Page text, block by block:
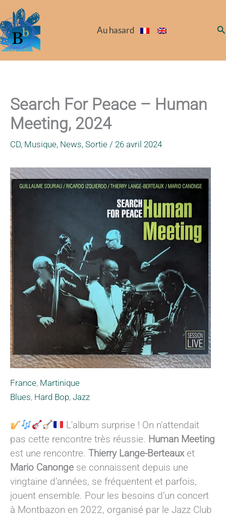
au
contenu
Au hasard
Search For Peace – Human
Meeting, 2024
CD, Musique, News, Sortie / 26 avril 2024
France, Martinique
Blues, Hard Bop, Jazz
L'album surprise ! On n'attendait
pas cette rencontre très réussie. Human Meeting
est une rencontre. Thierry Lange-Berteauxet
Mario Canonge se connaissent depuis une
vingtaine d’années, se fréquentent et parfois,
jouent ensemble. Pour les besoins d’un concert
à Montbazon en 2022, organisé par le Jazz Club